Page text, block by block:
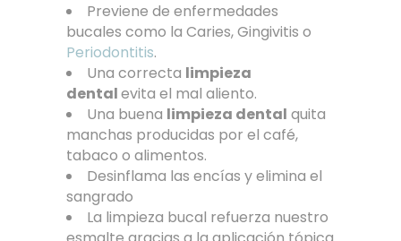
Previene de enfermedades
bucales como la Caries, Gingivitis o
Periodontitis.
Una correcta limpieza
dentalevita el mal aliento.
Una buena limpieza dental quita
manchas producidas por el café,
tabaco o alimentos.
Desinflama las encías y elimina el
sangrado
La limpieza bucal refuerza nuestro